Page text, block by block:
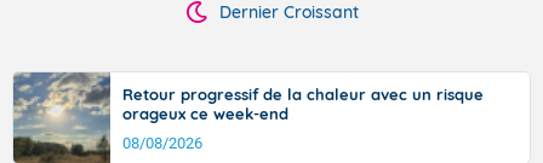
Dernier Croissant
Retour progressif de la chaleur avec un risque
orageux ce week-end
08/08/2026